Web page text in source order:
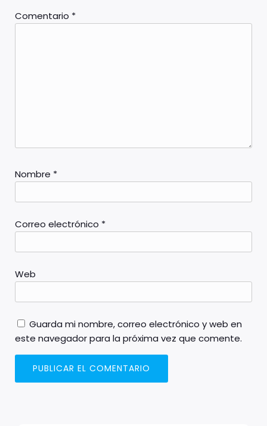
Comentario *
Nombre *
Correo electrónico *
Web
Guarda mi nombre, correo electrónico y web en
este navegador para la próxima vez que comente.